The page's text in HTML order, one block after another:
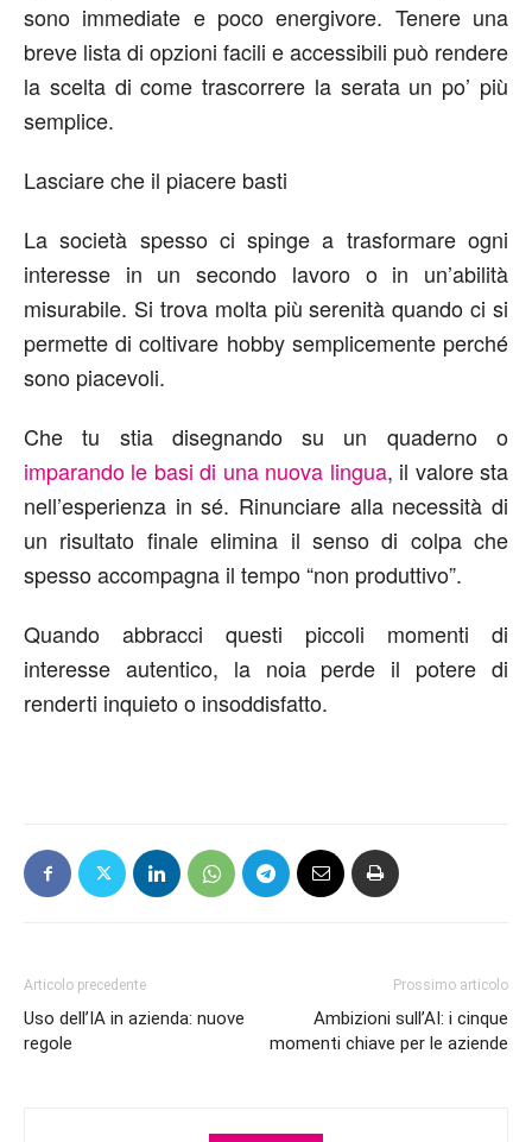
sono immediate e poco energivore. Tenere una
breve lista di opzioni facili e accessibili può rendere
la scelta di come trascorrere la serata un po’ più
semplice.
Lasciare che il piacere basti
La società spesso ci spinge a trasformare ogni
interesse in un secondo lavoro o in un’abilità
misurabile. Si trova molta più serenità quando ci si
permette di coltivare hobby semplicemente perché
sono piacevoli.
Che tu stia disegnando su un quaderno o
imparando le basi di una nuova lingua, il valore sta
nell’esperienza in sé. Rinunciare alla necessità di
un risultato finale elimina il senso di colpa che
spesso accompagna il tempo “non produttivo”.
Quando abbracci questi piccoli momenti di
interesse autentico, la noia perde il potere di
renderti inquieto o insoddisfatto.
Articolo precedente
Uso dell’IA in azienda: nuove
regole
Prossimo articolo
Ambizioni sull’AI: i cinque
momenti chiave per le aziende